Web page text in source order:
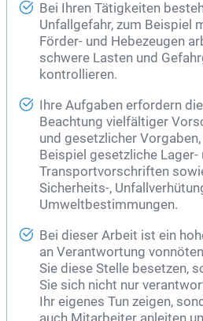
Bei Ihren Tätigkeiten
Unfallgefahr, zum Beispiel
Förder- und Hebezeugen
schwere Lasten und
kontrollieren.
Ihre Aufgaben erfordern die
Beachtung vielfältiger
und gesetzlicher Vorgaben,
Beispiel gesetzliche Lager-
Transportvorschriften
Sicherheits-,
Umweltbestimmungen.
Bei dieser Arbeit ist ein
an Verantwortung
Sie diese Stelle besetzen,
Sie sich nicht nur
Ihr eigenes Tun zeigen,